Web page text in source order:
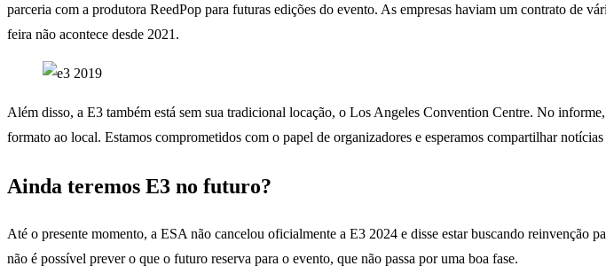
parceria com a produtora ReedPop para futuras edições do evento. As empresas haviam um contrato de
feira não acontece desde 2021.
Além disso, a E3 também está sem sua tradicional locação, o Los Angeles Convention Centre. No
formato ao local. Estamos comprometidos com o papel de organizadores e esperamos compartilhar
Ainda teremos E3 no futuro?
Até o presente momento, a ESA não cancelou oficialmente a E3 2024 e disse estar buscando reinvenção
não é possível prever o que o futuro reserva para o evento, que não passa por uma boa fase.